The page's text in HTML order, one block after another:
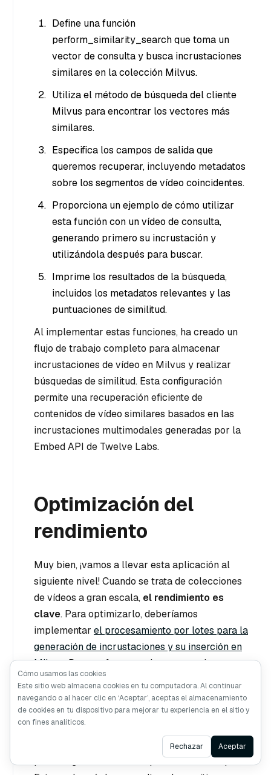
Define una función
perform_similarity_search que toma un
vector de consulta y busca incrustaciones
similares en la colección Milvus.
Utiliza el método de búsqueda del cliente
Milvus para encontrar los vectores más
similares.
Especifica los campos de salida que
queremos recuperar, incluyendo metadatos
sobre los segmentos de vídeo coincidentes.
Proporciona un ejemplo de cómo utilizar
esta función con un vídeo de consulta,
generando primero su incrustación y
utilizándola después para buscar.
Imprime los resultados de la búsqueda,
incluidos los metadatos relevantes y las
puntuaciones de similitud.
Al implementar estas funciones, ha creado un
flujo de trabajo completo para almacenar
incrustaciones de vídeo en Milvus y realizar
búsquedas de similitud. Esta configuración
permite una recuperación eficiente de
contenidos de vídeo similares basados en las
incrustaciones multimodales generadas por la
Embed API de Twelve Labs.
Optimización del
rendimiento
Muy bien, ¡vamos a llevar esta aplicación al
siguiente nivel! Cuando se trata de colecciones
de vídeos a gran escala, el rendimiento es
clave. Para optimizarlo, deberíamos
implementar el procesamiento por lotes para la
generación de incrustaciones y su inserción en
Milvus. De esta forma, podemos manejar
múltiples vídeos simultáneamente, reduciendo
significativamente el tiempo total de
procesamiento. Además, podríamos aprovechar
la función de partición
nuestros datos de forma más eficiente, quizás
por categorías de vídeo o periodos de tiempo.
Ask AI
Cómo usamos las cookies
Este sitio web almacena cookies en tu computadora. Al continuar
navegando o al hacer clic en ‘Aceptar’, aceptas el almacenamiento
de cookies en tu dispositivo para mejorar tu experiencia en el sitio y
con fines analíticos.
Rechazar Aceptar